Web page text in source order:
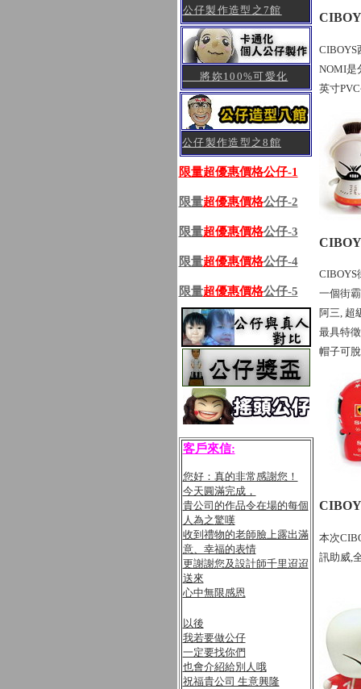
公仔製作造型之7館
將妳100%可愛化
公仔製作造型之8館
限量超優惠價格公仔-1
限量超優惠價格公仔-2
限量超優惠價格公仔-3
限量超優惠價格公仔-4
限量超優惠價格公仔-5
客戶來信:
您好：真的非常感謝您！
今天圓滿完成，
貴公司的作品令在場的每個
人為之驚嘆
收到禮物的老師臉上露出滿
意、幸福的表情
更謝謝您及設計師千里迢迢
送來
心中無限感恩
以後
我若要做公仔
一定要找你們
也會介紹給別人哦
祝福貴公司 生意興隆
CIBOYS
NOMI是
英寸
CIBOYS
一個街
阿三, 超
最具特
帽子可
本次
訊助威,